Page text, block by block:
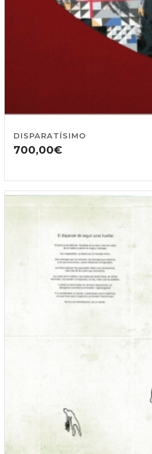
DISPARATÍSIMO
700,00€